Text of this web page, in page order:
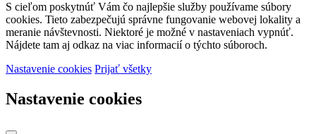
S cieľom poskytnúť Vám čo najlepšie služby používame súbory
cookies. Tieto zabezpečujú správne fungovanie webovej lokality a
meranie návštevnosti. Niektoré je možné v nastaveniach vypnúť.
Nájdete tam aj odkaz na viac informacií o týchto súboroch.
Nastavenie cookies Prijať všetky
Nastavenie cookies